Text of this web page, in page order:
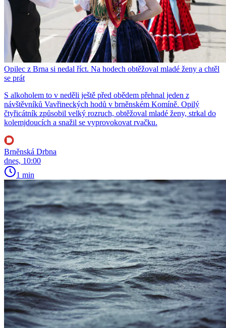
Opilec z Brna si nedal říct. Na hodech obtěžoval mladé ženy a chtěl
se prát
S alkoholem to v neděli ještě před obědem přehnal jeden z
návštěvníků Vavřineckých hodů v brněnském Komíně. Opilý
čtyřicátník způsobil velký rozruch, obtěžoval mladé ženy, strkal do
kolemjdoucích a snažil se vyprovokovat rvačku.
Brněnská Drbna
dnes, 10:00
1 min